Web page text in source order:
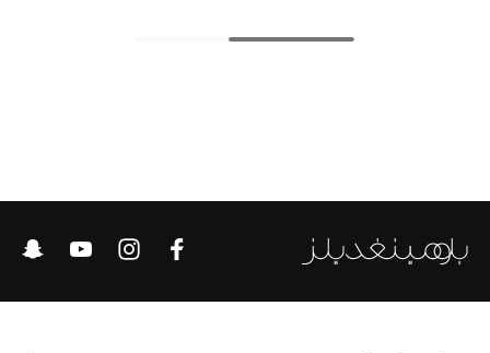
دليل ملتزمات الحقائب
حقائب رجالية